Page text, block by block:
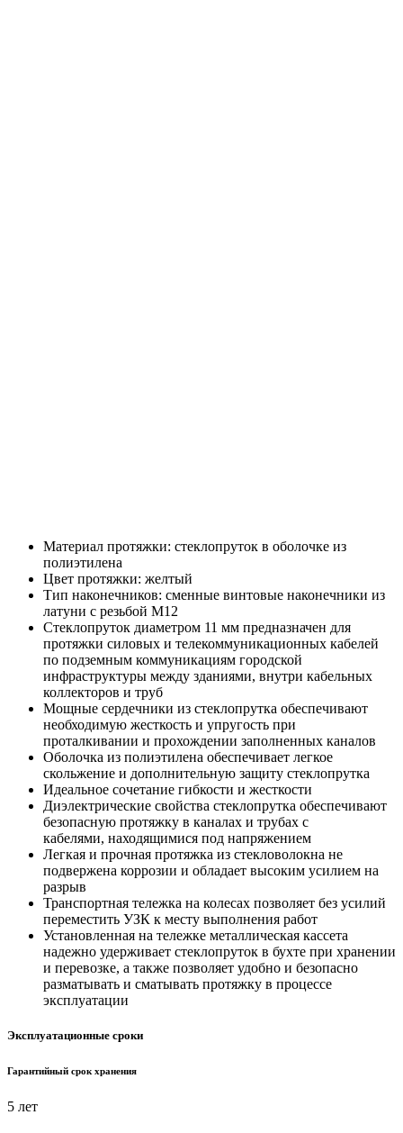
Материал протяжки: стеклопруток в оболочке из
полиэтилена
Цвет протяжки: желтый
Тип наконечников: сменные винтовые наконечники из
латуни с резьбой М12
Стеклопруток диаметром 11 мм предназначен для
протяжки силовых и телекоммуникационных кабелей
по подземным коммуникациям городской
инфраструктуры между зданиями, внутри кабельных
коллекторов и труб
Мощные сердечники из стеклопрутка обеспечивают
необходимую жесткость и упругость при
проталкивании и прохождении заполненных каналов
Оболочка из полиэтилена обеспечивает легкое
скольжение и дополнительную защиту стеклопрутка
Идеальное сочетание гибкости и жесткости
Диэлектрические свойства стеклопрутка обеспечивают
безопасную протяжку в каналах и трубах с
кабелями, находящимися под напряжением
Легкая и прочная протяжка из стекловолокна не
подвержена коррозии и обладает высоким усилием на
разрыв
Транспортная тележка на колесах позволяет без усилий
переместить УЗК к месту выполнения работ
Установленная на тележке металлическая кассета
надежно удерживает стеклопруток в бухте при хранении
и перевозке, а также позволяет удобно и безопасно
разматывать и сматывать протяжку в процессе
эксплуатации
Эксплуатационные сроки
Гарантийный срок хранения
5 лет